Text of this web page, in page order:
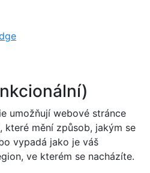
umožňují webové stránce
které mění způsob, jakým se
vypadá jako je váš
ve kterém se nacházíte.